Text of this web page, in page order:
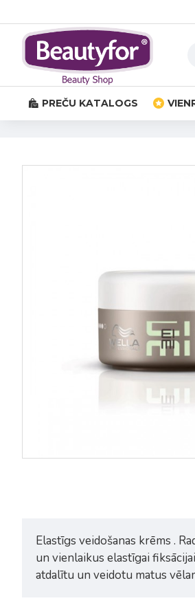
PREČU KATALOGS
Elastīgs veidošanas krēms .
un vienlaikus elastīgai
atdalītu un veidotu matus